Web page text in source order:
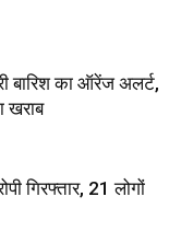
बारिश का ऑरेंज अलर्ट,
खराब
गिरफ्तार, 21 लोगों